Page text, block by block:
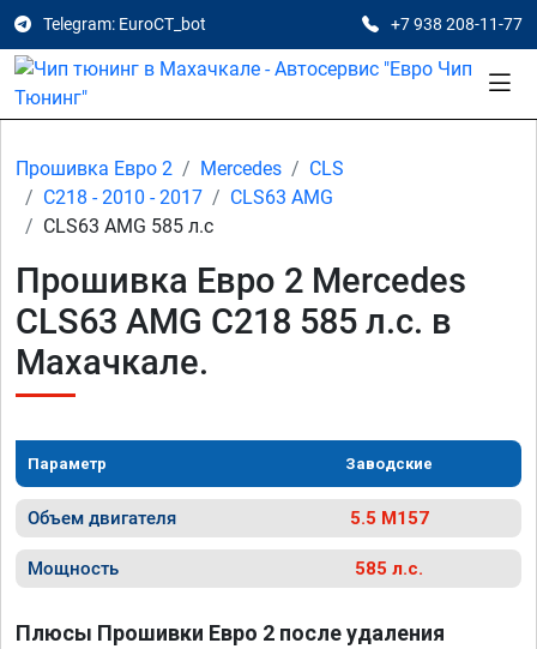
Telegram: EuroCT_bot +7 938 208-11-77
Прошивка Евро 2 Mercedes
CLS
C218 - 2010 - 2017
CLS63 AMG
CLS63 AMG 585 л.с
Прошивка Евро 2 Mercedes
CLS63 AMG C218 585 л.с. в
Махачкале.
Параметр Заводские
Объем двигателя 5.5 M157
Мощность 585 л.с.
Плюсы Прошивки Евро 2 после удаления